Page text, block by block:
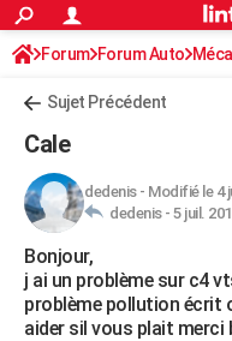
ACTUALITÉS
Politique
Société
Faits Divers
Education
Monde
Villes
+
FINANCE
Retraite
Impôts
Epargne
Immobilier
Risques naturels par ville
Banque
Assurance
Crédit
AUTO
Essais
Réserver un essai
Citadines
Berlines
SUV
Forum auto
+HIGH-TECH
Mobiles
Meilleur smartphone
Internet
Ordinateurs
Jeux vidéo
Guide high-tech
+BRICOLAGE
Forum Forum Auto
Sujet Précédent
Cale
dedenis- Modifié le 4
dedenis - 5 juil.
Bonjour,
j ai un problème sur c4
problème pollution écrit
aider sil vous plait merci